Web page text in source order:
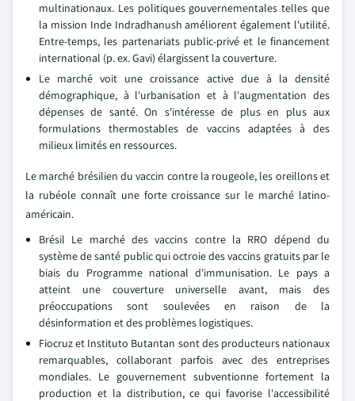
multinationaux. Les politiques gouvernementales telles que
la mission Inde Indradhanush améliorent également l'utilité.
Entre-temps, les partenariats public-privé et le financement
international (p. ex. Gavi) élargissent la couverture.
Le marché voit une croissance active due à la densité
démographique, à l'urbanisation et à l'augmentation des
dépenses de santé. On s'intéresse de plus en plus aux
formulations thermostables de vaccins adaptées à des
milieux limités en ressources.
Le marché brésilien du vaccin contre la rougeole, les oreillons et
la rubéole connaît une forte croissance sur le marché latino-
américain.
Brésil Le marché des vaccins contre la RRO dépend du
système de santé public qui octroie des vaccins gratuits par le
biais du Programme national d'immunisation. Le pays a
atteint une couverture universelle avant, mais des
préoccupations sont soulevées en raison de la
désinformation et des problèmes logistiques.
Fiocruz et Instituto Butantan sont des producteurs nationaux
remarquables, collaborant parfois avec des entreprises
mondiales. Le gouvernement subventionne fortement la
production et la distribution, ce qui favorise l'accessibilité